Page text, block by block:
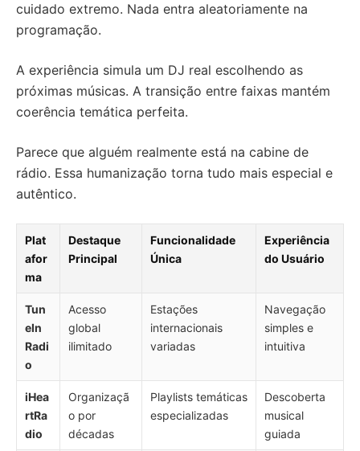
cuidado extremo. Nada entra aleatoriamente na
programação.
A experiência simula um DJ real escolhendo as
próximas músicas. A transição entre faixas mantém
coerência temática perfeita.
Parece que alguém realmente está na cabine de
rádio. Essa humanização torna tudo mais especial e
autêntico.
Plat
afor
ma
Destaque
Principal
Funcionalidade
Única
Experiência
do Usuário
Tun
eIn
Radi
o
Acesso
global
ilimitado
Estações
internacionais
variadas
Navegação
simples e
intuitiva
iHea
rtRa
dio
Organizaçã
o por
décadas
Playlists temáticas
especializadas
Descoberta
musical
guiada